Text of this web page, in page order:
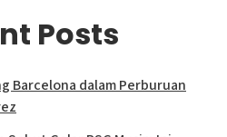
Posts
Barcelona dalam Perburuan